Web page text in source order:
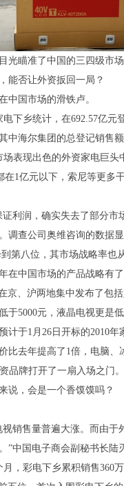
光瞄准了中国的三四级市场
否让外资扳回一局？
国市场的滑铁卢。
下乡统计，在692.57亿元
中海尔集团的总登记销售
表现出色的外资家电巨头
1亿元以下，索尼等更多
润，确实失去了部分市
调查公司奥维咨询的数据
第八位，其市场战略率也
中国市场的产品战略有了
京、沪两地集中发布了包
5000元，液晶电视更是低
于1月26日开标的2010年
比去年提高了1倍，电脑、
品牌打开了一扇入场之门。
，会是一个香馍馍吗？
售量普遍大涨。而由于
”中国电子商会副秘书长陆
，彩电下乡累积销售360